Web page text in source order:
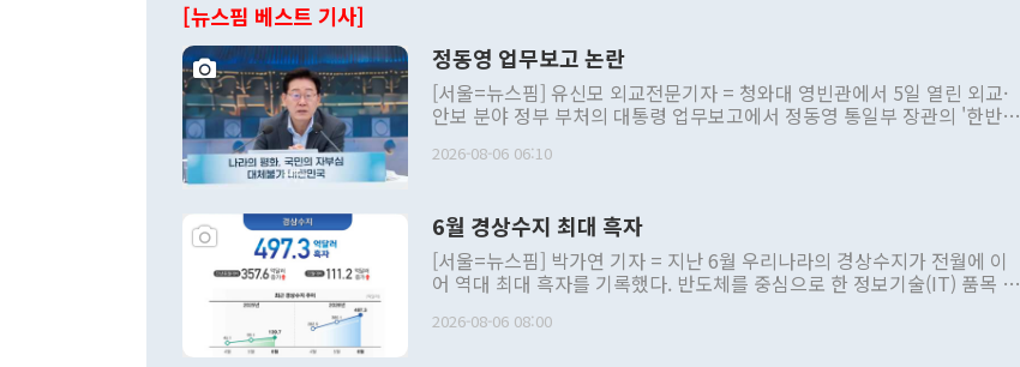
[뉴스핌 베스트 기사]
정동영 업무보고 논란
[서울=뉴스핌] 유신모 외교전문기자 = 청와대 영빈관에서 5일 열린 외교·
안보 분야 정부 부처의 대통령 업무보고에서 정동영 통일부 장관의 '한반도
발언 중에는 정부 내 조율을 거치지 않은 사안을 정책으로 추진하겠다고 공
주의적 희망에 근거한 비현실적 구상'이라는 비판을 내놨다. 그동안 정 장
관의 대북 정책 관련 발언이 물의를 빚은 적은 여러 번 있지만 대통령과 유
관 부처 장관이 공개적으로 부정적 입장을 표명한 것은 이례적이다. 정 장
관의 무리한 대북 접근법과 월권을 제어해야 한다는 목소리도 높아지고 있
다. [정동영 통일부 장관이 지난달 23일 오후 서울 종로구 정부서울청사에
2026-08-06 06:10
6월 경상수지 최대 흑자
[서울=뉴스핌] 박가연 기자 = 지난 6월 우리나라의 경상수지가 전월에 이
어 역대 최대 흑자를 기록했다. 반도체를 중심으로 한 정보기술(IT) 품목 수
료=한국은행] 한국은행이 6일 발표한 '2026년 6월 국제수지(잠정)'에 따르
2026-08-06 08:00